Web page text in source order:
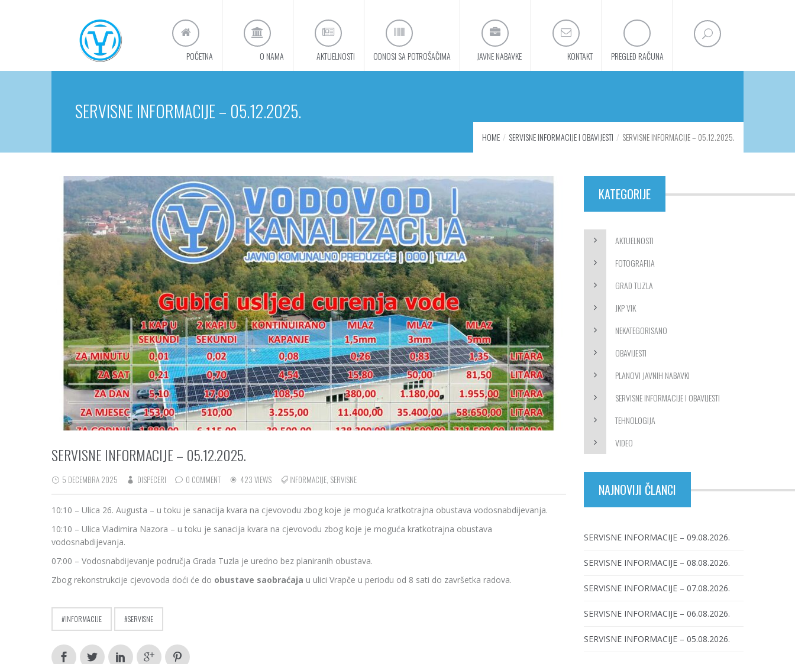
POČETNA O NAMA AKTUELNOSTI ODNOSI SA POTROŠAČIMA JAVNE NABAVKE KONTAKT PREGLED RAČUNA
SERVISNE INFORMACIJE – 05.12.2025.
HOME SERVISNE INFORMACIJE I OBAVIJESTI SERVISNE INFORMACIJE – 05.12.2025.
SERVISNE INFORMACIJE – 05.12.2025.
5 DECEMBRA 2025 DISPECERI 0 COMMENT 423 VIEWS INFORMACIJE, SERVISNE
10:10 – Ulica 26. Augusta – u toku je sanacija kvara na cjevovodu zbog koje je moguća kratkotrajna obustava vodosnabdijevanja.
10:10 – Ulica Vladimira Nazora – u toku je sanacija kvara na cjevovodu zbog koje je moguća kratkotrajna obustava
vodosnabdijevanja.
07:00 – Vodosnabdijevanje područja Grada Tuzla je uredno bez planiranih obustava.
Zbog rekonstrukcije cjevovoda doći će do obustave saobraćaja u ulici Vrapče u periodu od 8 sati do završetka radova.
INFORMACIJE SERVISNE
KATEGORIJE
AKTUELNOSTI
FOTOGRAFIJA
GRAD TUZLA
JKP VIK
NEKATEGORISANO
OBAVIJESTI
PLANOVI JAVNIH NABAVKI
SERVISNE INFORMACIJE I OBAVIJESTI
TEHNOLOGIJA
VIDEO
NAJNOVIJI ČLANCI
SERVISNE INFORMACIJE – 09.08.2026.
SERVISNE INFORMACIJE – 08.08.2026.
SERVISNE INFORMACIJE – 07.08.2026.
SERVISNE INFORMACIJE – 06.08.2026.
SERVISNE INFORMACIJE – 05.08.2026.